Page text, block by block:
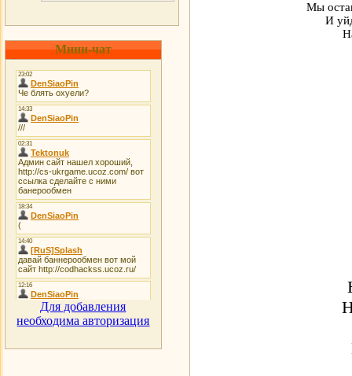
Мини-чат
Для добавления
необходима авторизация
Мы
И